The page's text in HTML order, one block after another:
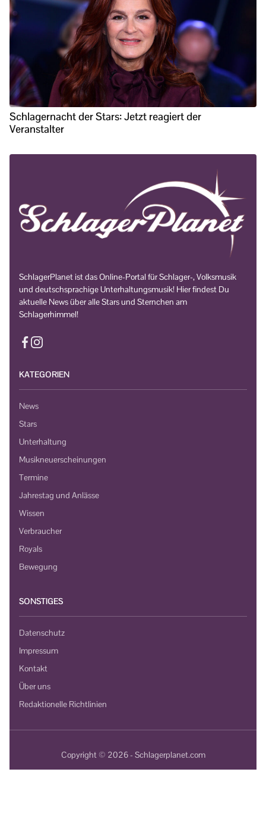
Schlagernacht der Stars: Jetzt reagiert der
Veranstalter
SchlagerPlanet ist das Online-Portal für Schlager-, Volksmusik
und deutschsprachige Unterhaltungsmusik! Hier findest Du
aktuelle News über alle Stars und Sternchen am
Schlagerhimmel!
KATEGORIEN
News
Stars
Unterhaltung
Musikneuerscheinungen
Termine
Jahrestag und Anlässe
Wissen
Verbraucher
Royals
Bewegung
SONSTIGES
Datenschutz
Impressum
Kontakt
Über uns
Redaktionelle Richtlinien
Copyright © 2026 - Schlagerplanet.com